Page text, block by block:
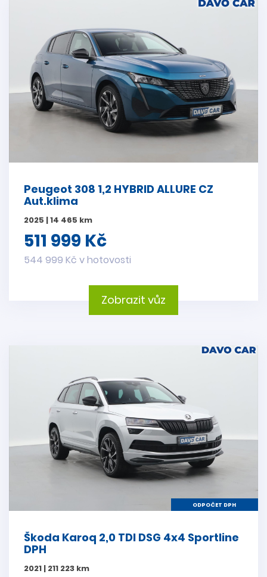
Peugeot 308 1,2 HYBRID ALLURE CZ
Aut.klima
2025 | 14 465 km
511 999 Kč
544 999 Kč v hotovosti
Zobrazit vůz
ODPOČET DPH
Škoda Karoq 2,0 TDI DSG 4x4 Sportline
DPH
2021 | 211 223 km